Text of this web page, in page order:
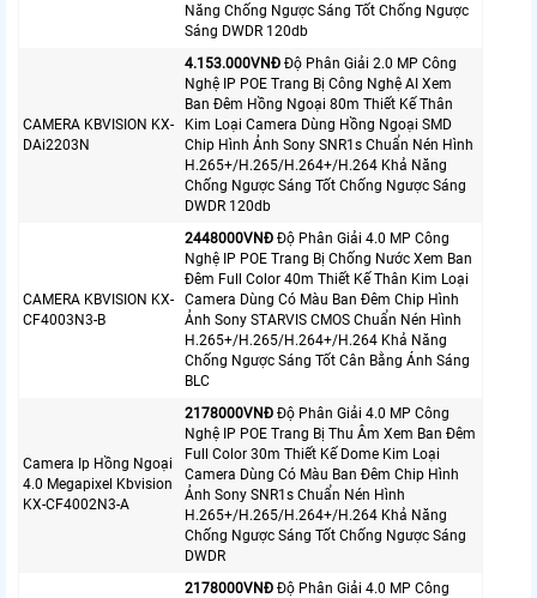
Năng Chống Ngược Sáng Tốt Chống Ngược
Sáng DWDR 120db
CAMERA KBVISION KX-
DAi2203N
4.153.000VNÐ Độ Phân Giải 2.0 MP Công
Nghệ IP POE Trang Bị Công Nghệ AI Xem
Ban Đêm Hồng Ngoại 80m Thiết Kế Thân
Kim Loại Camera Dùng Hồng Ngoại SMD
Chip Hình Ảnh Sony SNR1s Chuẩn Nén Hình
H.265+/H.265/H.264+/H.264 Khả Năng
Chống Ngược Sáng Tốt Chống Ngược Sáng
DWDR 120db
CAMERA KBVISION KX-
CF4003N3-B
2448000VNÐ Độ Phân Giải 4.0 MP Công
Nghệ IP POE Trang Bị Chống Nước Xem Ban
Đêm Full Color 40m Thiết Kế Thân Kim Loại
Camera Dùng Có Màu Ban Đêm Chip Hình
Ảnh Sony STARVIS CMOS Chuẩn Nén Hình
H.265+/H.265/H.264+/H.264 Khả Năng
Chống Ngược Sáng Tốt Cân Bằng Ánh Sáng
BLC
Camera Ip Hồng Ngoại
4.0 Megapixel Kbvision
KX-CF4002N3-A
2178000VNÐ Độ Phân Giải 4.0 MP Công
Nghệ IP POE Trang Bị Thu Âm Xem Ban Đêm
Full Color 30m Thiết Kế Dome Kim Loại
Camera Dùng Có Màu Ban Đêm Chip Hình
Ảnh Sony SNR1s Chuẩn Nén Hình
H.265+/H.265/H.264+/H.264 Khả Năng
Chống Ngược Sáng Tốt Chống Ngược Sáng
DWDR
2178000VNÐ Độ Phân Giải 4.0 MP Công